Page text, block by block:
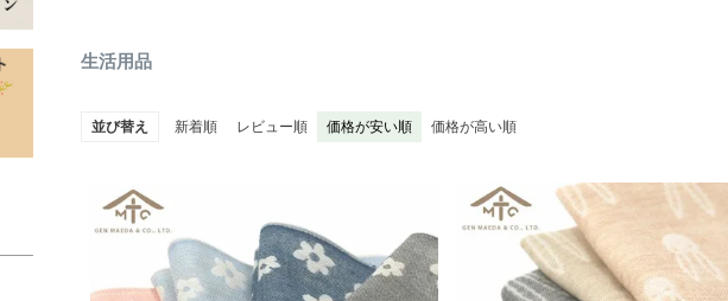
生活用品
並び替え 新着順 レビュー順 価格が安い順 価格が高い順